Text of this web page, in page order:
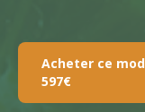
Acheter ce
597€